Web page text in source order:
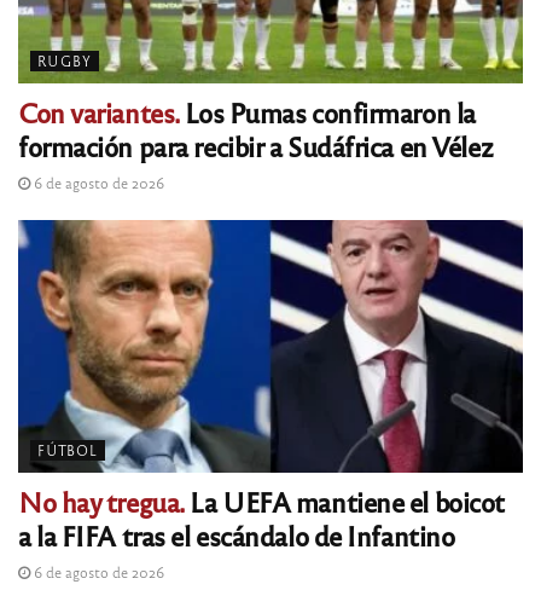
RUGBY
Con variantes.Los Pumas confirmaron la
formación para recibir a Sudáfrica en Vélez
6 de agosto de 2026
FÚTBOL
No hay tregua.La UEFA mantiene el boicot
a la FIFA tras el escándalo de Infantino
6 de agosto de 2026